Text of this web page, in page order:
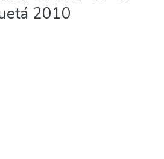
2010